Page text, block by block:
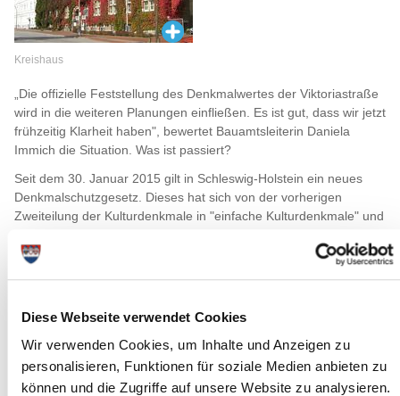
Diese Webseite verwendet Cookies
Wir verwenden Cookies, um Inhalte und Anzeigen zu
personalisieren, Funktionen für soziale Medien anbieten zu
können und die Zugriffe auf unsere Website zu analysieren.
Kreishaus
„Die offizielle Feststellung des Denkmalwertes der Viktoriastraße
wird in die weiteren Planungen einfließen. Es ist gut, dass wir jetzt
frühzeitig Klarheit haben", bewertet Bauamtsleiterin Daniela
Immich die Situation. Was ist passiert?
Seit dem 30. Januar 2015 gilt in Schleswig-Holstein ein neues
Denkmalschutzgesetz. Dieses hat sich von der vorherigen
Zweiteilung der Kulturdenkmale in "einfache Kulturdenkmale" und
getrennt und neue Begriffsbestimmungen eingeführt. Die
Bedarf nachinventarisiert. Zum Zeitpunkt der Auslobung des
nicht abschließend bewertet worden.
Als im Zuge der Sachverständigenprüfung der